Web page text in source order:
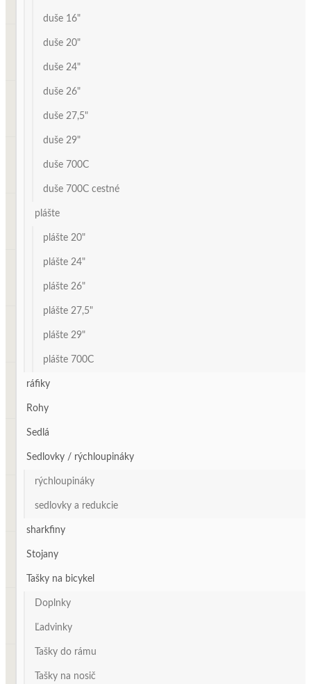
duše 16"
duše 20"
duše 24"
duše 26"
duše 27,5"
duše 29"
duše 700C
duše 700C cestné
plášte
plášte 20"
plášte 24"
plášte 26"
plášte 27,5"
plášte 29"
plášte 700C
ráfiky
Rohy
Sedlá
Sedlovky / rýchloupináky
rýchloupináky
sedlovky a redukcie
sharkfiny
Stojany
Tašky na bicykel
Doplnky
Ľadvinky
Tašky do rámu
Tašky na nosič